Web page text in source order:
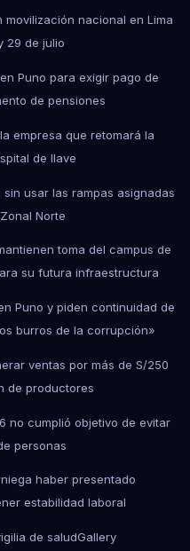
nacional en Lima
29 de julio
Puno para exigir pago de
de pensiones
empresa que retomará la
de Ilave
usar las rampas asignadas
Norte
toma del campus de
su futura infraestructura
Puno y piden continuidad de
burros de la corrupción»
ventas por más de S/250
de productores
no cumplió objetivo de evitar
personas
haber presentado
estabilidad laboral
de saludGallery